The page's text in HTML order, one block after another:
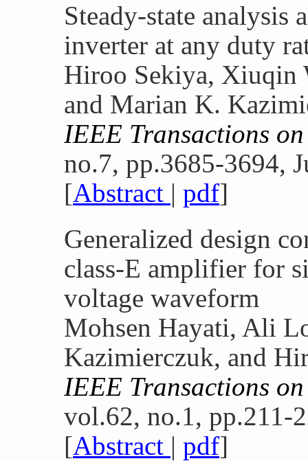
Steady-state analysis
inverter at any duty
Hiroo Sekiya, Xiuqin
and Marian K.
IEEE Transactions
no.7, pp.3685-3694,
[Abstract | pdf]
Generalized design
class-E amplifier for
voltage waveform
Mohsen Hayati, Ali
Kazimierczuk, and
IEEE Transactions
vol.62, no.1, pp.211-
[Abstract | pdf]